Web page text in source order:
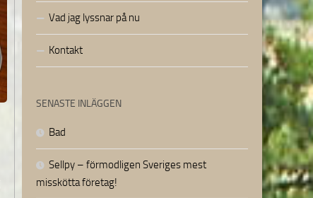
Vad jag lyssnar på nu
Kontakt
SENASTE INLÄGGEN
Bad
Sellpy – förmodligen Sveriges mest
misskötta företag!